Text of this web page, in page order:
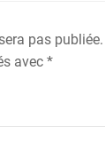
pas publiée.
avec *